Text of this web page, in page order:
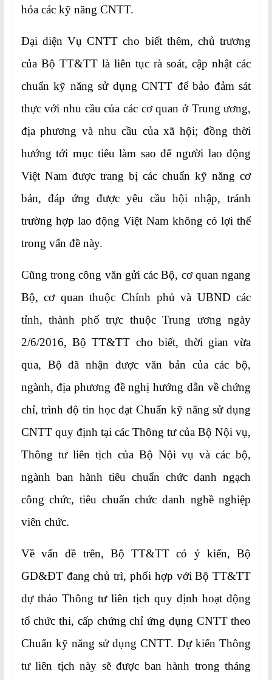
hóa các kỹ năng CNTT.
Đại diện Vụ CNTT cho biết thêm, chủ trương
của Bộ TT&TT là liên tục rà soát, cập nhật các
chuẩn kỹ năng sử dụng CNTT để bảo đảm sát
thực với nhu cầu của các cơ quan ở Trung ương,
địa phương và nhu cầu của xã hội; đồng thời
hướng tới mục tiêu làm sao để người lao động
Việt Nam được trang bị các chuẩn kỹ năng cơ
bản, đáp ứng được yêu cầu hội nhập, tránh
trường hợp lao động Việt Nam không có lợi thế
trong vấn đề này.
Cũng trong công văn gửi các Bộ, cơ quan ngang
Bộ, cơ quan thuộc Chính phủ và UBND các
tỉnh, thành phố trực thuộc Trung ương ngày
2/6/2016, Bộ TT&TT cho biết, thời gian vừa
qua, Bộ đã nhận được văn bản của các bộ,
ngành, địa phương đề nghị hướng dẫn về chứng
chỉ, trình độ tin học đạt Chuẩn kỹ năng sử dụng
CNTT quy định tại các Thông tư của Bộ Nội vụ,
Thông tư liên tịch của Bộ Nội vụ và các bộ,
ngành ban hành tiêu chuẩn chức danh ngạch
công chức, tiêu chuẩn chức danh nghề nghiệp
viên chức.
Về vấn đề trên, Bộ TT&TT có ý kiến, Bộ
GD&ĐT đang chủ trì, phối hợp với Bộ TT&TT
dự thảo Thông tư liên tịch quy định hoạt động
tổ chức thi, cấp chứng chỉ ứng dụng CNTT theo
Chuẩn kỹ năng sử dụng CNTT. Dự kiến Thông
tư liên tịch này sẽ được ban hành trong tháng